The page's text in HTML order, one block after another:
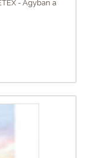
- Ágyban a